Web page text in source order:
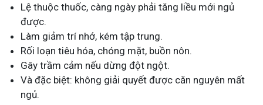
Lệ thuộc thuốc, càng ngày phải tăng liều mới ngủ
được.
Làm giảm trí nhớ, kém tập trung.
Rối loạn tiêu hóa, chóng mặt, buồn nôn.
Gây trầm cảm nếu dừng đột ngột.
Và đặc biệt: không giải quyết được căn nguyên mất
ngủ.